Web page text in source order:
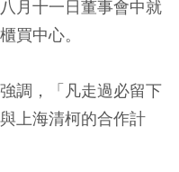
月十一日董事會中就
買中心。
調，「凡走過必留下
上海清柯的合作計